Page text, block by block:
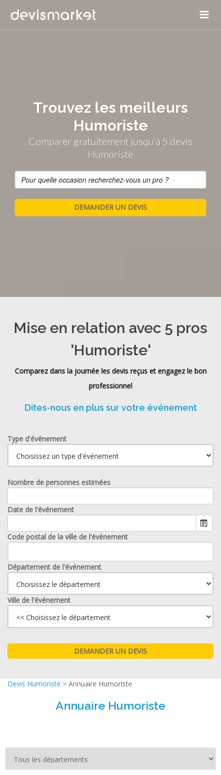
Trouvez les meilleurs
Humoriste
Comparer gratuitement jusqu'à 5 devis
Humoriste
Mise en relation avec 5 pros
'Humoriste'
Comparez dans la journée les devis reçus et engagez le bon
professionnel
Dites-nous en plus sur votre événement
Type d'événement
Nombre de personnes estimées
Date de l'événement
Code postal de la ville de l'événement
Département de l'événement
Ville de l'événement
Devis Humoriste > Annuaire Humoriste
Annuaire Humoriste